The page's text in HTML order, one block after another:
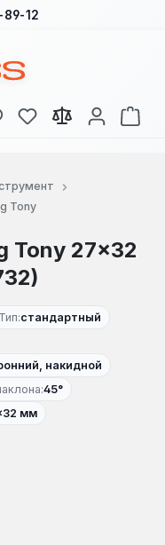
89-12
У вас есть товары
В
Tony
Tony 27×32
Тип:стандартный
накидной
45°
мм